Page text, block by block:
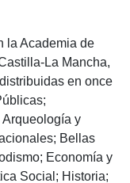
la Academia de
La Mancha,
en once
y
Bellas
Economía y
Social; Historia;